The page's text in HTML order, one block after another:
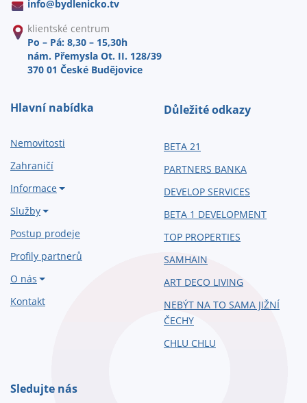
info@bydlenicko.tv
klientské centrum
Po – Pá: 8,30 – 15,30h
nám. Přemysla Ot. II. 128/39
370 01 České Budějovice
Hlavní nabídka
Nemovitosti
Zahraničí
Informace
Služby
Postup prodeje
Profily partnerů
O nás
Kontakt
Důležité odkazy
BETA 21
PARTNERS BANKA
DEVELOP SERVICES
BETA 1 DEVELOPMENT
TOP PROPERTIES
SAMHAIN
ART DECO LIVING
NEBÝT NA TO SAMA JIŽNÍ
ČECHY
CHLU CHLU
Sledujte nás